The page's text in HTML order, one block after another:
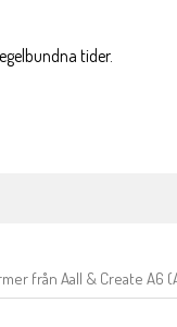
tider.
från Aall & Create A6